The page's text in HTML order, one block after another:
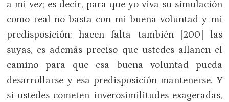
a mi vez; es decir, para que yo viva su simulación
como real no basta con mi buena voluntad y mi
predisposición: hacen falta también [200] las
suyas, es además preciso que ustedes allanen el
camino para que esa buena voluntad pueda
desarrollarse y esa predisposición mantenerse. Y
si ustedes cometen inverosimilitudes exageradas,